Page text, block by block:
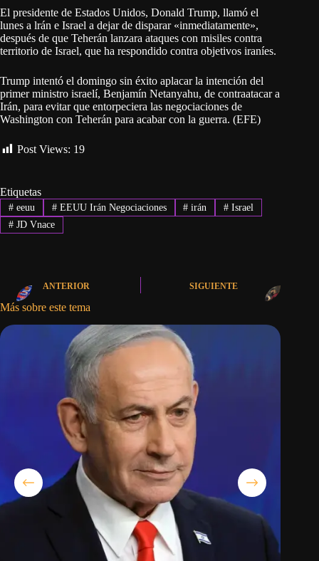
El presidente de Estados Unidos, Donald Trump, llamó el
lunes a lrán e Israel a dejar de disparar «inmediatamente»,
después de que Teherán lanzara ataques con misiles contra
territorio de Israel, que ha respondido contra objetivos iraníes.
Trump intentó el domingo sin éxito aplacar la intención del
primer ministro israelí, Benjamín Netanyahu, de contraatacar a
Irán, para evitar que entorpeciera las negociaciones de
Washington con Teherán para acabar con la guerra. (EFE)
Post Views: 19
Etiquetas
#eeuu #EEUU Irán Negociaciones # irán # Israel
#JD Vnace
ANTERIOR SIGUIENTE
Más sobre este tema